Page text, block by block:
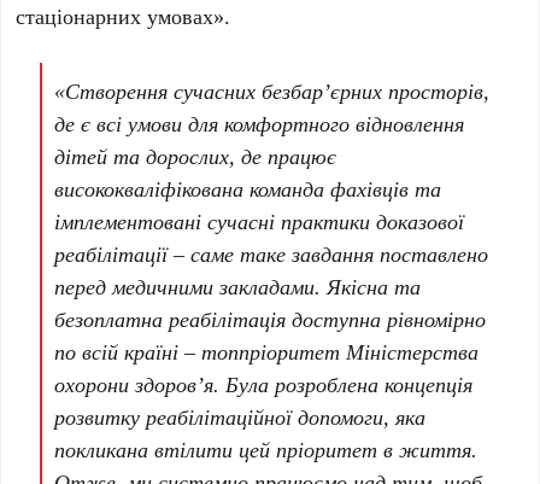
стаціонарних умовах».
«Створення сучасних безбарʼєрних просторів,
де є всі умови для комфортного відновлення
дітей та дорослих, де працює
висококваліфікована команда фахівців та
імплементовані сучасні практики доказової
реабілітації – саме таке завдання поставлено
перед медичними закладами. Якісна та
безоплатна реабілітація доступна рівномірно
по всій країні – топпріоритет Міністерства
охорони здоров’я. Була розроблена концепція
розвитку реабілітаційної допомоги, яка
покликана втілити цей пріоритет в життя.